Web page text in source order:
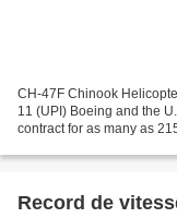
CH-47F Chinook
11 (UPI) Boeing and the
contract for as many as
Record de